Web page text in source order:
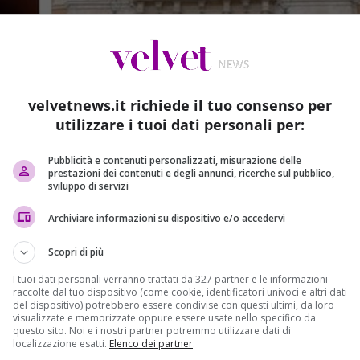
si tratta della solita manovra economica. Secondo il
velvetnews.it richiede il tuo consenso per
utilizzare i tuoi dati personali per:
Pubblicità e contenuti personalizzati, misurazione delle
prestazioni dei contenuti e degli annunci, ricerche sul pubblico,
sviluppo di servizi
Archiviare informazioni su dispositivo e/o accedervi
Scopri di più
I tuoi dati personali verranno trattati da 327 partner e le informazioni
raccolte dal tuo dispositivo (come cookie, identificatori univoci e altri dati
del dispositivo) potrebbero essere condivise con questi ultimi, da loro
visualizzate e memorizzate oppure essere usate nello specifico da
questo sito. Noi e i nostri partner potremmo utilizzare dati di
localizzazione esatti. Elenco dei partner.